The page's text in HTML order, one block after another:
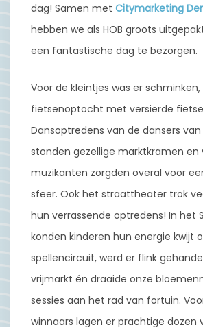
dag! Samen met Citymarketing
hebben we als HOB groots
een fantastische dag te bezorgen.
Voor de kleintjes was er
fietsenoptocht met versierde
Dansoptredens van de dansers van
stonden gezellige marktkramen en
muzikanten zorgden overal voor
sfeer. Ook het straattheater trok
hun verrassende optredens! In het
konden kinderen hun energie kwijt
spellencircuit, werd er flink
vrijmarkt én draaide onze
sessies aan het rad van fortuin.
winnaars lagen er prachtige dozen